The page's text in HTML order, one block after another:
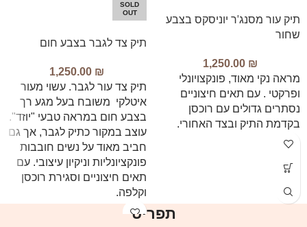
תיק עור מסנג'ר יוניסקס בצבע
שחור
1,250.00 ₪
מראה נקי מאוד, פונקצויונלי
ופרקטי . עם תאים חיצוניים
נסתרים גדולים עם רוכסן
בקדמת התיק ובצד האחורי.
SOLD
OUT
תיק צד לגבר בצבע חום
1,250.00 ₪
תיק צד עור לגבר. עשוי מעור
איטלקי משובח בעל מגע רך
בצבע חום במראה טבעי "יוזד".
עוצב במקור כתיק לגבר, אך גם
חביב מאוד על נשים חובבות
פונקציונליות וניקיון עיצובי. עם
תאים חיצוניים וסגירת רוכסן
וקלפה.
תפריט